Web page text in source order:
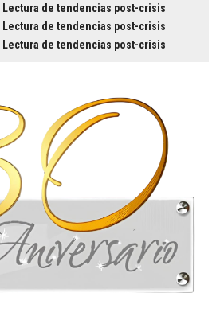
su
anticiparse a los cambios del
entorno. Este artículo analiza su
importancia, ofrece una
de tendencias post-crisis
de tendencias post-crisis
de tendencias post-crisis